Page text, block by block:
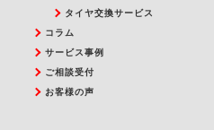
タイヤ交換サービス
コラム
サービス事例
ご相談受付
お客様の声